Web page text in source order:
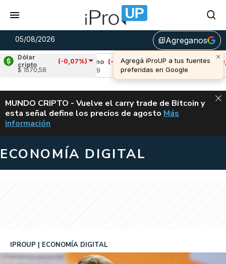
05/08/2026 library_addAgreganos
×
Agregá iProUP a tus fuentes
preferidas en Google
Dólar
cripto
(-0,07%)
$ 1570,58
Cardano
(-0,21%)
Avalanche (-
u$s 6,67
ALERTA
MUNDO CRIPTO - Vuelve el carry trade de Bitcoin y
esta señal define los precios de agosto VUELVE EL
Más
información
ECONOMÍA DIGITAL
IPROUP ECONOMÍA DIGITAL